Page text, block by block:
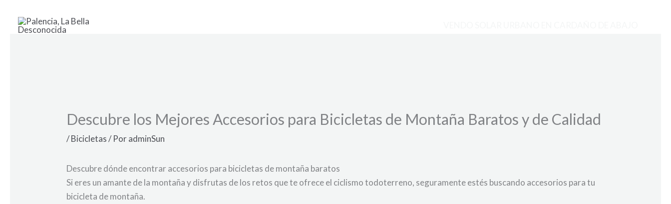
contenido
Descubre los Mejores Accesorios para Bicicletas de Montaña Baratos y de Calidad
/Bicicletas/ PoradminSun
Descubre dónde encontrar accesorios para bicicletas de montaña baratos
Si eres un amante de la montaña y disfrutas de los retos que te ofrece el ciclismo todoterreno, seguramente estés buscando accesorios para tu
bicicleta de montaña.